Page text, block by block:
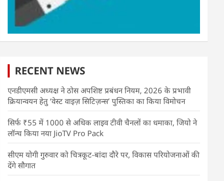
RECENT NEWS
एनडीएमसी अध्यक्ष ने ठोस अपशिष्ट प्रबंधन नियम, 2026 के प्रभावी
क्रियान्वयन हेतु ‘वेस्ट वाइज़ सिटिज़न्स’ पुस्तिका का किया विमोचन
सिर्फ ₹55 में 1000 से अधिक लाइव टीवी चैनलों का धमाका, जियो ने
लॉन्च किया नया JioTV Pro Pack
सीएम योगी गुरुवार को चित्रकूट-बांदा दौरे पर, विकास परियोजनाओं की
देंगे सौगात